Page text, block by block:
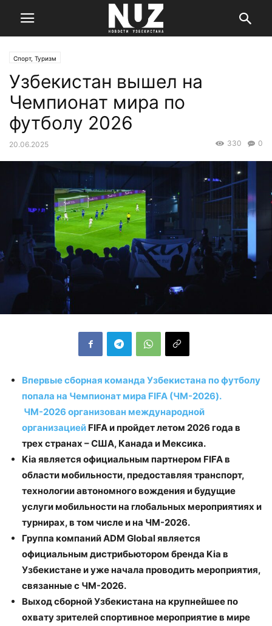
Спорт, Туризм
Узбекистан вышел на
Чемпионат мира по
футболу 2026
20.06.2025 0
330
Впервые сборная команда Узбекистана по футболу
попала на Чемпионат мира FIFA (ЧМ-2026).
ЧМ-2026 организован международной
организацией FIFAи пройдет летом 2026 года в
трех странах – США, Канада и Мексика.
Kia является официальным партнером FIFAв
области мобильности, предоставляя транспорт,
технологии автономного вождения и будущие
услуги мобильности на глобальных мероприятиях и
турнирах, в том числе и на ЧМ-2026.
Группа компанийADM Globalявляется
официальным дистрибьютором бренда Kia в
Узбекистане и уже начала проводить мероприятия,
связанные с ЧМ-2026.
Выход сборной Узбекистана на крупнейшее по
охвату зрителей спортивное мероприятие в мире